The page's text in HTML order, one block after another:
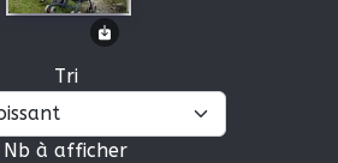
Tri
Nb à afficher